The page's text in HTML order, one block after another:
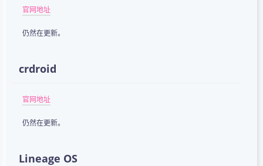
官网地址
仍然在更新。
crdroid
官网地址
仍然在更新。
Lineage OS